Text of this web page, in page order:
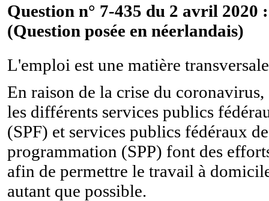
Question n° 7-435 du 2 avril 2020 :
(Question posée en néerlandais)
L'emploi est une matière
En raison de la crise du coronavirus,
les différents services publics
(SPF) et services publics fédéraux de
programmation (SPP) font des
afin de permettre le travail à
autant que possible.